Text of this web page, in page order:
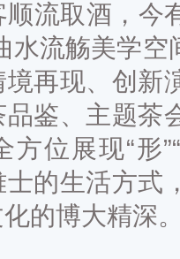
流取酒，今
水流觞美学
再现、创新
鉴、主题茶
位展现“形
的生活方式
的博大精深